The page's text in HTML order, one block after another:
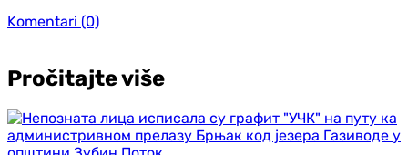
Komentari (0)
Pročitajte više